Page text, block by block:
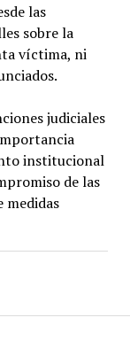
las
sobre la
víctima, ni
judiciales
institucional
de las
medidas